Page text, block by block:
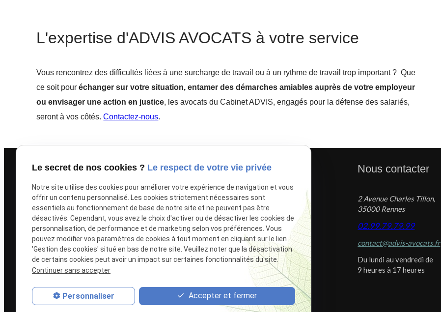
L'expertise d'ADVIS AVOCATS à votre service
Vous rencontrez des difficultés liées à une surcharge de travail ou à un rythme de travail trop important ? Que
ce soit pouréchanger sur votre situation, entamer des démarches amiables auprès de votre employeur
ou envisager une action en justice, les avocats du Cabinet ADVIS, engagés pour la défense des salariés,
seront à vos côtés.Contactez-nous.
Plus de vingt ans d'expérience en
droit du travail lui permettent de
vous conseiller avec efficacité,
clairvoyance et pragmatisme.
Elle vous représente devant toutes
Liens utiles
Mentions légales
Politique de confidentialité
Plan du site
Gestion des cookies
Nous contacter
2 Avenue Charles Tillon,
35000 Rennes
02.99.79.79.99
contact@advis-avocats.fr
Du lundi au vendredi de
9 heures à 17 heures
Le secret de nos cookies ? Le respect de votre vie privée
Notre site utilise des cookies pour améliorer votre expérience de navigation et vous
offrir un contenu personnalisé. Les cookies strictement nécessaires sont
essentiels au fonctionnement de base de notre site et ne peuvent pas être
désactivés. Cependant, vous avez le choix d'activer ou de désactiver les cookies de
personnalisation, de performance et de marketing selon vos préférences. Vous
pouvez modifier vos paramètres de cookies à tout moment en cliquant sur le lien
'Gestion des cookies' situé en bas de notre site. Veuillez noter que la désactivation
de certains cookies peut avoir un impact sur certaines fonctionnalités du site.
Continuer sans accepter
Personnaliser Accepter et fermer